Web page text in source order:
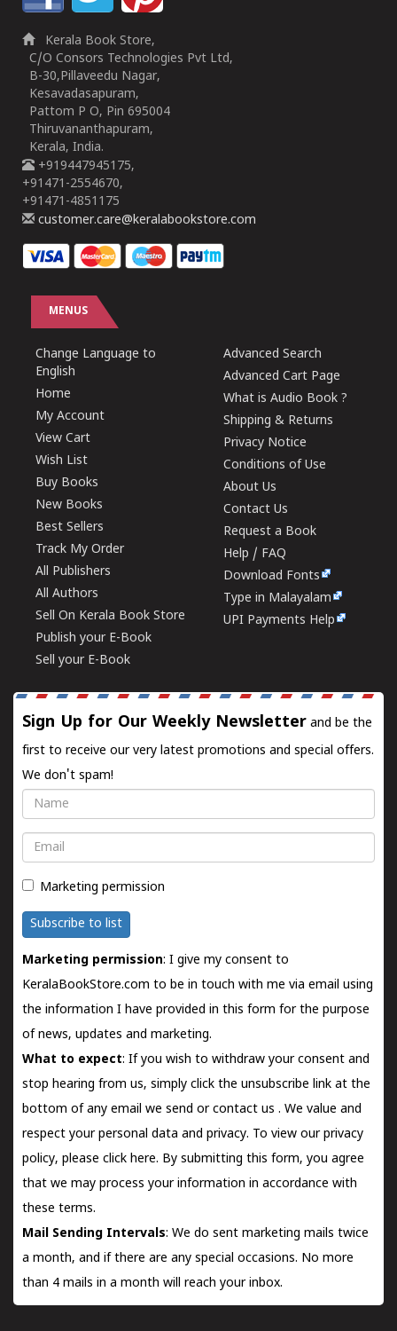
Kerala Book Store,
C/O Consors Technologies Pvt Ltd,
B-30,Pillaveedu Nagar,
Kesavadasapuram,
Pattom P O, Pin 695004
Thiruvananthapuram,
Kerala, India.
+919447945175,
+91471-2554670,
+91471-4851175
customer.care@keralabookstore.com
MENUS
Change Language to
English
Home
My Account
View Cart
Wish List
Buy Books
New Books
Best Sellers
Track My Order
All Publishers
All Authors
Sell On Kerala Book Store
Publish your E-Book
Sell your E-Book
Advanced Search
Advanced Cart Page
What is Audio Book ?
Shipping & Returns
Privacy Notice
Conditions of Use
About Us
Contact Us
Request a Book
Help / FAQ
Download Fonts
Type in Malayalam
UPI Payments Help
Sign Up for Our Weekly Newsletter and be the
first to receive our very latest promotions and special offers.
We don't spam!
Name
Email
Marketing permission
Subscribe to list
Marketing permission: I give my consent to
KeralaBookStore.com to be in touch with me via email using
the information I have provided in this form for the purpose
of news, updates and marketing.
What to expect: If you wish to withdraw your consent and
stop hearing from us, simply click the unsubscribe link at the
bottom of any email we send orcontact us . We value and
respect your personal data and privacy. To view our privacy
policy, please click here. By submitting this form, you agree
that we may process your information in accordance with
these terms.
Mail Sending Intervals: We do sent marketing mails twice
a month, and if there are any special occasions. No more
than 4 mails in a month will reach your inbox.